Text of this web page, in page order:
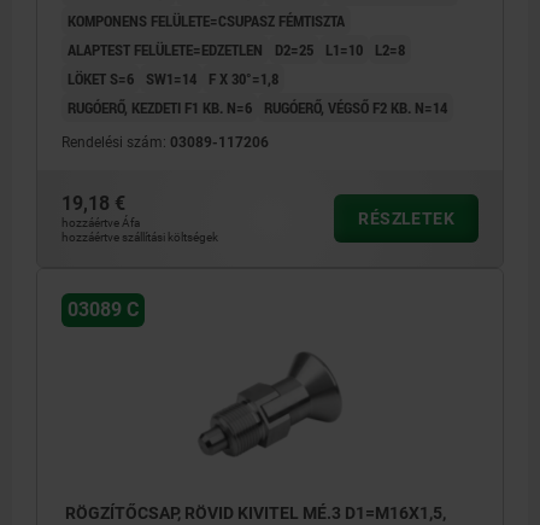
KOMPONENS FELÜLETE=CSUPASZ FÉMTISZTA
ALAPTEST FELÜLETE=EDZETLEN
D2=25 L1=10
L2=8
LÖKET S=6
SW1=14
F X 30°=1,8
RUGÓERŐ, KEZDETI F1 KB. N=6
RUGÓERŐ, VÉGSŐ F2 KB. N=14
Rendelési szám: 03089-117206
19,18 €
hozzáértve Áfa
hozzáértve szállítási költségek
RÉSZLETEK
03089 C
RÖGZÍTŐCSAP, RÖVID KIVITEL MÉ.3 D1=M16X1,5,